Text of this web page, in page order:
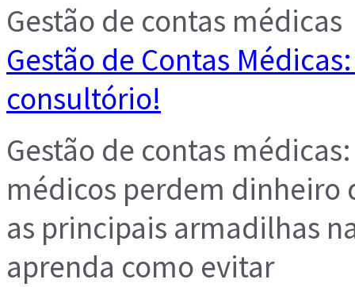
Gestão de contas médicas
Gestão de Contas
consultório!
Gestão de contas
médicos perdem dinheiro
as principais armadilhas
aprenda como evitar